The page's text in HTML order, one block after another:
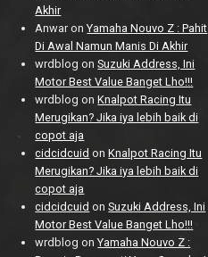
Akhir
Anwar onYamaha Nouvo Z : Pahit
Di Awal Namun Manis Di Akhir
wrdblog onSuzuki Address, Ini
Motor Best Value Banget Lho!!!
wrdblog onKnalpot Racing Itu
Merugikan? Jika iya lebih baik di
copot aja
cidcidcuid onKnalpot Racing Itu
Merugikan? Jika iya lebih baik di
copot aja
cidcidcuid onSuzuki Address, Ini
Motor Best Value Banget Lho!!!
wrdblog onYamaha Nouvo Z :